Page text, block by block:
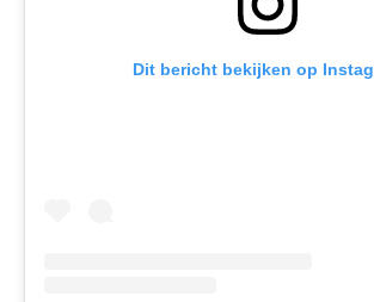
Dit bericht bekijken op